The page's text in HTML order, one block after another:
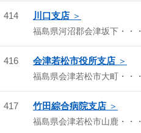
414 川口支店
福島県河沼郡会津坂下・・・
416 会津若松市役所支店
福島県会津若松市大町・・・
417 竹田綜合病院支店
福島県会津若松市山鹿・・・